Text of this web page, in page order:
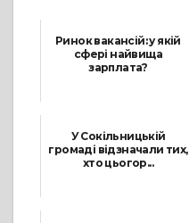
Ринок вакансій: у якій
сфері найвища
зарплата?
У Сокільницькій
громаді відзначали тих,
хто цьогор...